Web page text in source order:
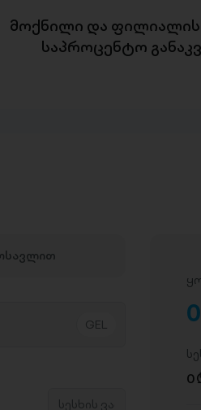
მოქნილი და ფილიალის
საპროცენტო
0
0